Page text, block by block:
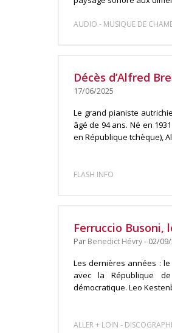
AUDIO - MUSIQUE DE
Décès d’Alfred
17/06/2025
Le grand pianiste
âgé de 94 ans. Né en
en République tchèque),
FLASH INFO
Ferruccio Busoni,
Par Benedict Hévry- 02/09/
Les dernières années :
avec la République
démocratique. Leo
ALLER + LOIN -